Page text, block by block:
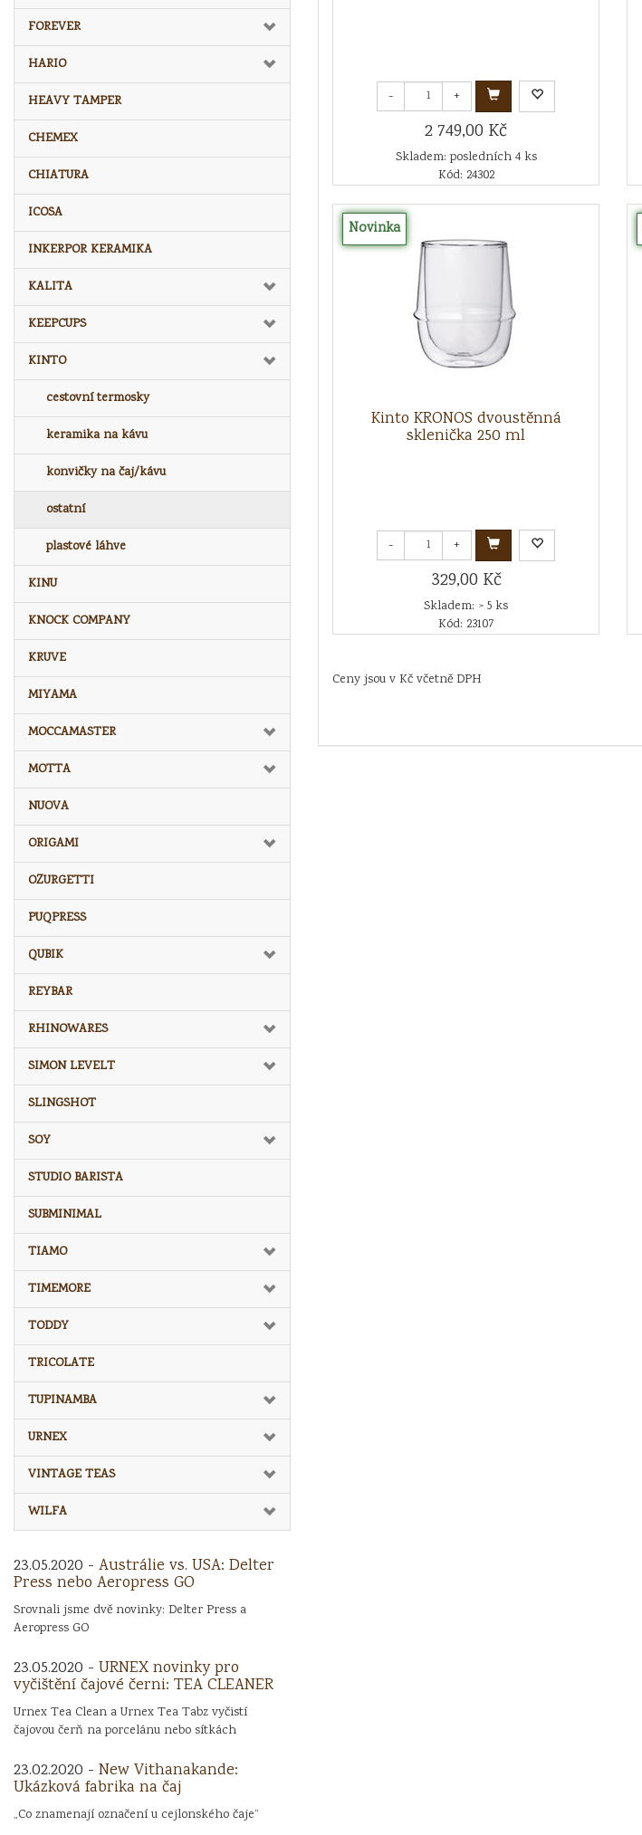
FOREVER
HARIO
HEAVY TAMPER
CHEMEX
CHIATURA
ICOSA
INKERPOR KERAMIKA
KALITA
KEEPCUPS
KINTO
cestovní termosky
keramika na kávu
konvičky na čaj/kávu
ostatní
plastové láhve
KINU
KNOCK COMPANY
KRUVE
MIYAMA
MOCCAMASTER
MOTTA
NUOVA
ORIGAMI
OZURGETTI
PUQPRESS
QUBIK
REYBAR
RHINOWARES
SIMON LEVELT
SLINGSHOT
SOY
STUDIO BARISTA
SUBMINIMAL
TIAMO
TIMEMORE
TODDY
TRICOLATE
TUPINAMBA
URNEX
VINTAGE TEAS
WILFA
23.05.2020 - Austrálie vs. USA: Delter
Press nebo Aeropress GO
Srovnali jsme dvě novinky: Delter Press a
Aeropress GO
23.05.2020 - URNEX novinky pro
vyčištění čajové černi: TEA CLEANER
Urnex Tea Clean a Urnex Tea Tabz vyčistí
čajovou čerň na porcelánu nebo sítkách
23.02.2020 - New Vithanakande:
Ukázková fabrika na čaj
„Co znamenají označení u cejlonského čaje“
- +
2 749,00 Kč
Skladem: posledních 4 ks
Kód: 24302
Novinka
Kinto KRONOS dvoustěnná
sklenička 250 ml
- +
329,00 Kč
Skladem: > 5 ks
Kód: 23107
Ceny jsou v Kč včetně DPH